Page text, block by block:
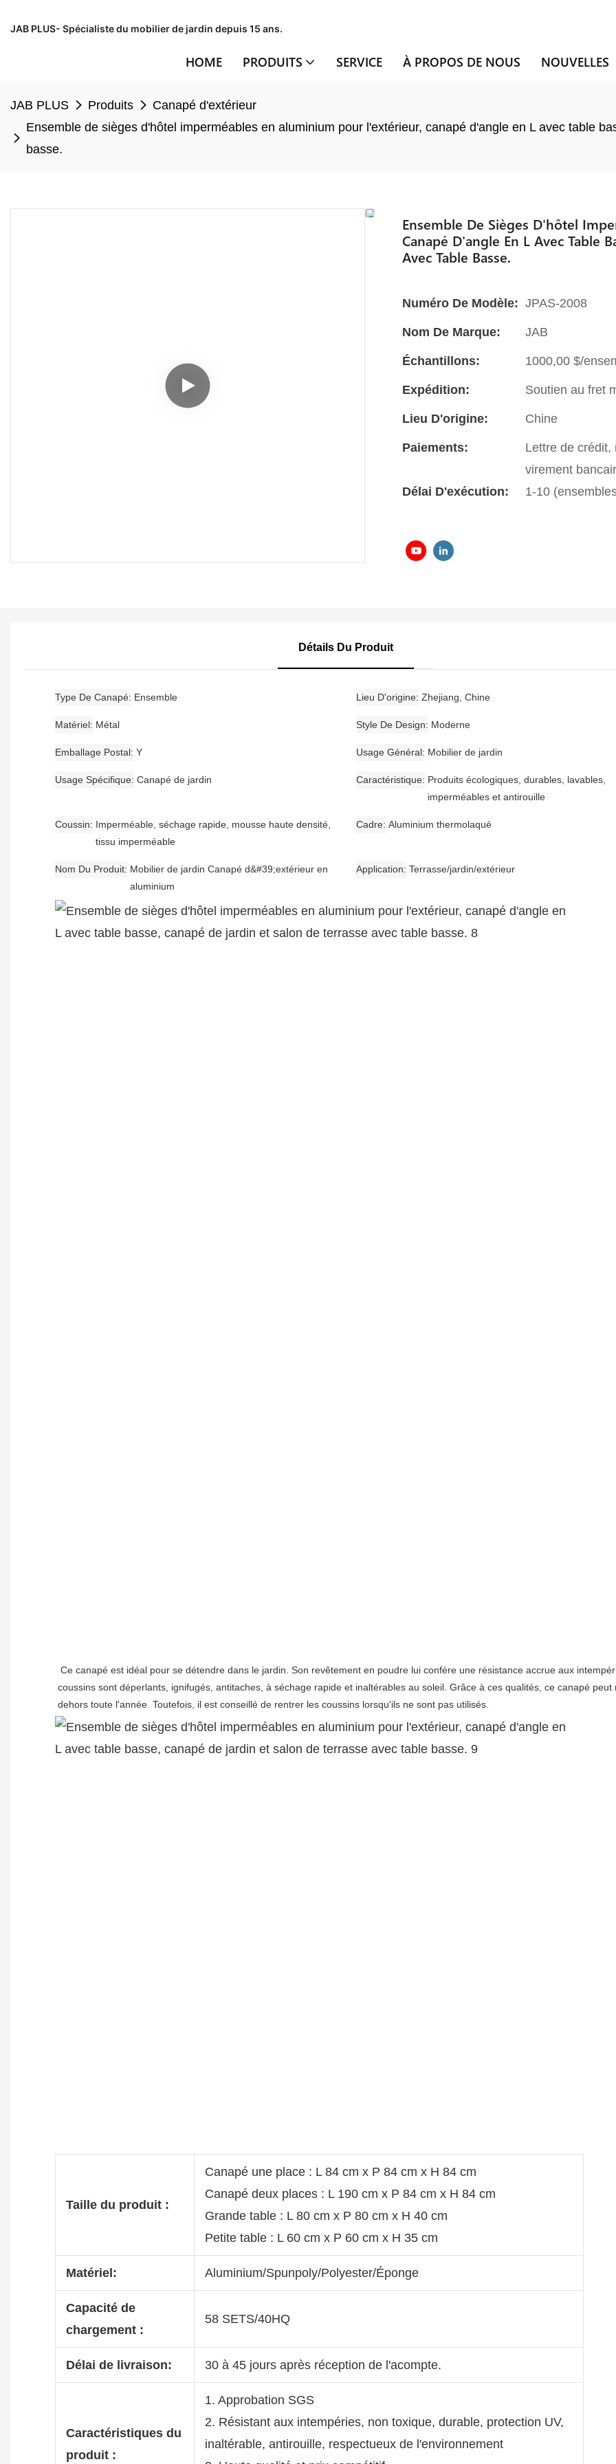
JAB PLUS- Spécialiste du mobilier de jardin depuis 15 ans.
HOME PRODUITS SERVICE À PROPOS DE NOUS NOUVELLES
JAB PLUS Produits
Canapé d'extérieur
Ensemble de sièges d'hôtel imperméables en aluminium pour l'extérieur, canapé d'angle en L avec table
basse.
Ensemble De Sièges D'hôtel
Canapé D'angle En L Avec Table
Avec Table Basse.
Numéro De Modèle: JPAS-2008
Nom De Marque: JAB
Échantillons: 1000,00 $/
Expédition: Soutien au fret
Lieu D'origine: Chine
Paiements:
Lettre de crédit,
virement
Délai D'exécution:
1-10
Détails Du Produit
Type De Canapé Ensemble Lieu D'origine Zhejiang, Chine
Matériel Métal Style De Design Moderne
Emballage Postal Y Usage Général Mobilier de jardin
Usage Spécifique Canapé de jardin Caractéristique Produits écologiques, durables, lavables,
imperméables et antirouille
Coussin
Imperméable, séchage rapide, mousse haute densité,
tissu imperméable
Cadre Aluminium thermolaqué
Nom Du Produit Mobilier de jardin Canapé d&#39;extérieur en
aluminium
Application Terrasse/jardin/extérieur
Ce canapé est idéal pour se détendre dans le jardin. Son revêtement en poudre lui confère une résistance accrue aux
coussins sont déperlants, ignifugés, antitaches, à séchage rapide et inaltérables au soleil. Grâce à ces qualités, ce canapé peut
dehors toute l'année. Toutefois, il est conseillé de rentrer les coussins lorsqu'ils ne sont pas utilisés.
Taille du produit :
Canapé une place : L 84 cm x P 84 cm x H 84 cm
Canapé deux places : L 190 cm x P 84 cm x H 84 cm
Grande table : L 80 cm x P 80 cm x H 40 cm
Petite table : L 60 cm x P 60 cm x H 35 cm
Matériel: Aluminium/Spunpoly/Polyester/Éponge
Capacité de
chargement :
58 SETS/40HQ
Délai de livraison: 30 à 45 jours après réception de l'acompte.
Caractéristiques du
produit :
1. Approbation SGS
2. Résistant aux intempéries, non toxique, durable, protection UV,
inaltérable, antirouille, respectueux de l'environnement